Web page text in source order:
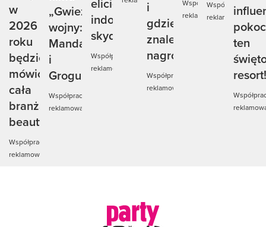
w
2026
roku
będzie
mówić
cała
branża
beauty
Współpraca
reklamowa
„Gwiezdne
wojny:
Mandalorian
i
Grogu”
Współpraca
reklamowa
indoor
skydivingu
Współpraca
reklamowa
i
gdzie
znaleźć
nagrody?
Współpraca
reklamowa
Współpraca
reklamowa
Współpraca
reklamowa
ten
resort!